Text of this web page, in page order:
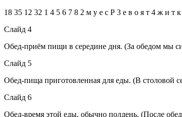
18 35 12 32 1 4 5 6 7 8 2 м у е с Р 3 е в о я т 4 ж и т
Слайд 4
Обед-приём пищи в середине дня. (За обедом мы
Слайд 5
Обед-пища приготовленная для еды. (В столовой
Слайд 6
Обед-время этой еды, обычно полдень. (После